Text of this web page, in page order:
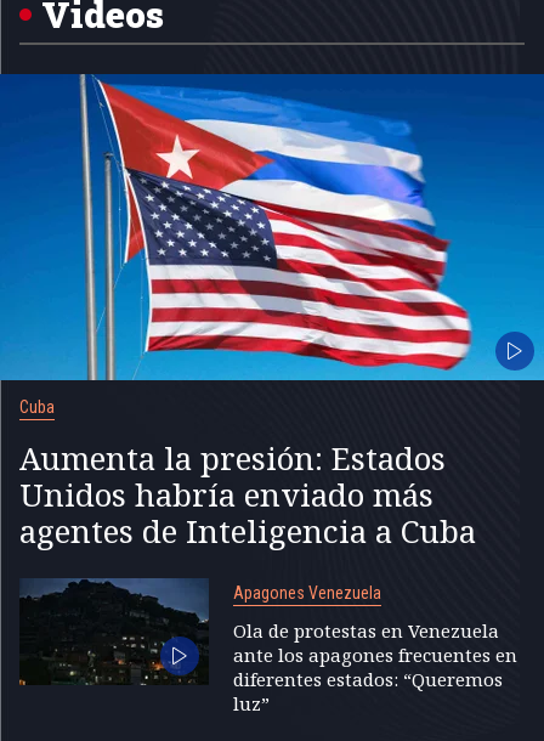
Videos
Cuba
Aumenta la presión: Estados
Unidos habría enviado más
agentes de Inteligencia a Cuba
Apagones Venezuela
Ola de protestas en Venezuela
ante los apagones frecuentes en
diferentes estados: “Queremos
luz”